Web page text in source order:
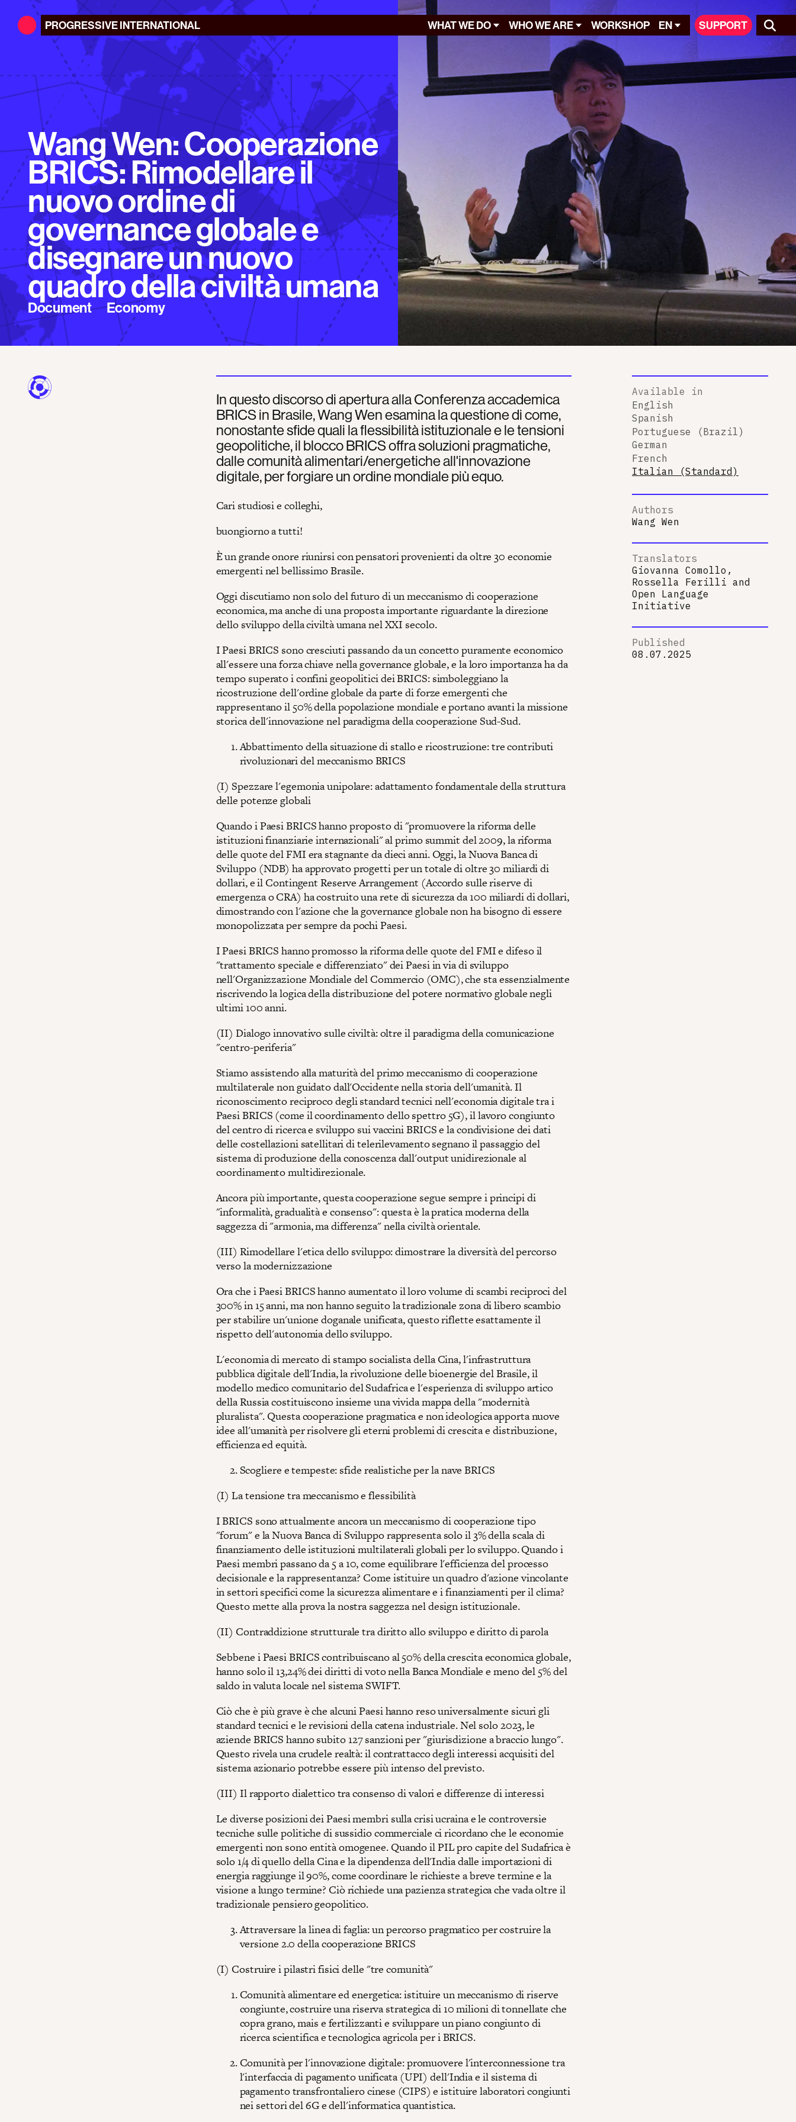
PROGRESSIVEINTERNATIONAL WHAT WE DO WHO WE ARE WORKSHOP EN SUPPORT
Wang Wen: Cooperazione
BRICS: Rimodellare il
nuovo ordine di
governance globale e
disegnare un nuovo
quadro della civiltà umana
Document Economy
In questo discorso di apertura alla Conferenza accademica
BRICS in Brasile, Wang Wen esamina la questione di come,
nonostante sfide quali la flessibilità istituzionale e le tensioni
geopolitiche, il blocco BRICS offra soluzioni pragmatiche,
dalle comunità alimentari/energetiche all'innovazione
digitale, per forgiare un ordine mondiale più equo.
Cari studiosi e colleghi,
buongiorno a tutti!
È un grande onore riunirsi con pensatori provenienti da oltre 30 economie
emergenti nel bellissimo Brasile.
Oggi discutiamo non solo del futuro di un meccanismo di cooperazione
economica, ma anche di una proposta importante riguardante la direzione
dello sviluppo della civiltà umana nel XXI secolo.
I Paesi BRICS sono cresciuti passando da un concetto puramente economico
all'essere una forza chiave nella governance globale, e la loro importanza ha da
tempo superato i confini geopolitici dei BRICS: simboleggiano la
ricostruzione dell'ordine globale da parte di forze emergenti che
rappresentano il 50% della popolazione mondiale e portano avanti la missione
storica dell'innovazione nel paradigma della cooperazione Sud-Sud.
Abbattimento della situazione di stallo e ricostruzione: tre contributi
rivoluzionari del meccanismo BRICS
(I) Spezzare l'egemonia unipolare: adattamento fondamentale della struttura
delle potenze globali
Quando i Paesi BRICS hanno proposto di "promuovere la riforma delle
istituzioni finanziarie internazionali" al primo summit del 2009, la riforma
delle quote del FMI era stagnante da dieci anni. Oggi, la Nuova Banca di
Sviluppo (NDB) ha approvato progetti per un totale di oltre 30 miliardi di
dollari, e il Contingent Reserve Arrangement (Accordo sulle riserve di
emergenza o CRA) ha costruito una rete di sicurezza da 100 miliardi di dollari,
dimostrando con l'azione che la governance globale non ha bisogno di essere
monopolizzata per sempre da pochi Paesi.
I Paesi BRICS hanno promosso la riforma delle quote del FMI e difeso il
"trattamento speciale e differenziato" dei Paesi in via di sviluppo
nell'Organizzazione Mondiale del Commercio (OMC), che sta essenzialmente
riscrivendo la logica della distribuzione del potere normativo globale negli
ultimi 100 anni.
(II) Dialogo innovativo sulle civiltà: oltre il paradigma della comunicazione
"centro-periferia"
Stiamo assistendo alla maturità del primo meccanismo di cooperazione
multilaterale non guidato dall'Occidente nella storia dell'umanità. Il
riconoscimento reciproco degli standard tecnici nell'economia digitale tra i
Paesi BRICS (come il coordinamento dello spettro 5G), il lavoro congiunto
del centro di ricerca e sviluppo sui vaccini BRICS e la condivisione dei dati
delle costellazioni satellitari di telerilevamento segnano il passaggio del
sistema di produzione della conoscenza dall'output unidirezionale al
coordinamento multidirezionale.
Ancora più importante, questa cooperazione segue sempre i principi di
"informalità, gradualità e consenso": questa è la pratica moderna della
saggezza di "armonia, ma differenza" nella civiltà orientale.
(III) Rimodellare l'etica dello sviluppo: dimostrare la diversità del percorso
verso la modernizzazione
Ora che i Paesi BRICS hanno aumentato il loro volume di scambi reciproci del
300% in 15 anni, ma non hanno seguito la tradizionale zona di libero scambio
per stabilire un'unione doganale unificata, questo riflette esattamente il
rispetto dell'autonomia dello sviluppo.
L'economia di mercato di stampo socialista della Cina, l'infrastruttura
pubblica digitale dell'India, la rivoluzione delle bioenergie del Brasile, il
modello medico comunitario del Sudafrica e l'esperienza di sviluppo artico
della Russia costituiscono insieme una vivida mappa della "modernità
pluralista". Questa cooperazione pragmatica e non ideologica apporta nuove
idee all'umanità per risolvere gli eterni problemi di crescita e distribuzione,
efficienza ed equità.
Scogliere e tempeste: sfide realistiche per la nave BRICS
(I) La tensione tra meccanismo e flessibilità
I BRICS sono attualmente ancora un meccanismo di cooperazione tipo
"forum" e la Nuova Banca di Sviluppo rappresenta solo il 3% della scala di
finanziamento delle istituzioni multilaterali globali per lo sviluppo. Quando i
Paesi membri passano da 5 a 10, come equilibrare l'efficienza del processo
decisionale e la rappresentanza? Come istituire un quadro d'azione vincolante
in settori specifici come la sicurezza alimentare e i finanziamenti per il clima?
Questo mette alla prova la nostra saggezza nel design istituzionale.
(II) Contraddizione strutturale tra diritto allo sviluppo e diritto di parola
Sebbene i Paesi BRICS contribuiscano al 50% della crescita economica globale,
hanno solo il 13,24% dei diritti di voto nella Banca Mondiale e meno del 5% del
saldo in valuta locale nel sistema SWIFT.
Ciò che è più grave è che alcuni Paesi hanno reso universalmente sicuri gli
standard tecnici e le revisioni della catena industriale. Nel solo 2023, le
aziende BRICS hanno subito 127 sanzioni per "giurisdizione a braccio lungo".
Questo rivela una crudele realtà: il contrattacco degli interessi acquisiti del
sistema azionario potrebbe essere più intenso del previsto.
(III) Il rapporto dialettico tra consenso di valori e differenze di interessi
Le diverse posizioni dei Paesi membri sulla crisi ucraina e le controversie
tecniche sulle politiche di sussidio commerciale ci ricordano che le economie
emergenti non sono entità omogenee. Quando il PIL pro capite del Sudafrica è
solo 1/4 di quello della Cina e la dipendenza dell'India dalle importazioni di
energia raggiunge il 90%, come coordinare le richieste a breve termine e la
visione a lungo termine? Ciò richiede una pazienza strategica che vada oltre il
tradizionale pensiero geopolitico.
Attraversare la linea di faglia: un percorso pragmatico per costruire la
versione 2.0 della cooperazione BRICS
(I) Costruire i pilastri fisici delle "tre comunità"
Comunità alimentare ed energetica: istituire un meccanismo di riserve
congiunte, costruire una riserva strategica di 10 milioni di tonnellate che
copra grano, mais e fertilizzanti e sviluppare un piano congiunto di
ricerca scientifica e tecnologica agricola per i BRICS.
Comunità per l'innovazione digitale: promuovere l'interconnessione tra
l'interfaccia di pagamento unificata (UPI) dell'India e il sistema di
pagamento transfrontaliero cinese (CIPS) e istituire laboratori congiunti
nei settori del 6G e dell'informatica quantistica.
Available in
English
Spanish
Portuguese (Brazil)
German
French
Italian (Standard)
Authors
Wang Wen
Translators
Giovanna Comollo,
Rossella Ferilli and
Open Language
Initiative
Published
08.07.2025